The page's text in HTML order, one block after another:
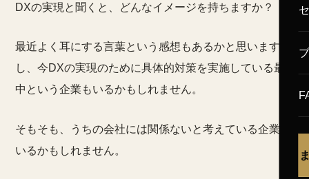
DXの実現と聞くと、どんなイメージを持ちますか？
最近よく耳にする言葉という感想もあるかと思います
し、今DXの実現のために具体的対策を実施している最
中という企業もいるかもしれません。
そもそも、うちの会社には関係ないと考えている企業も
いるかもしれません。